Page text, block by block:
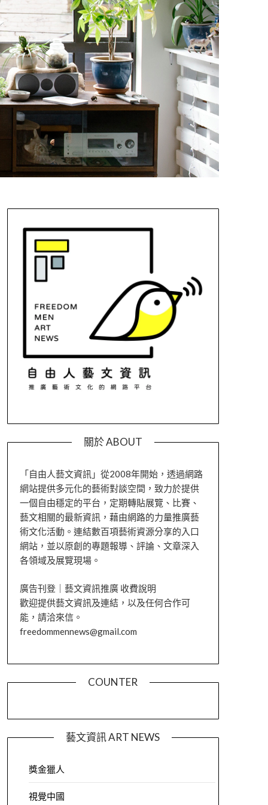
關於 ABOUT
「自由人藝文資訊」從2008年開始，透過網路
網站提供多元化的藝術對談空間，致力於提供
一個自由穩定的平台，定期轉貼展覽、比賽、
藝文相關的最新資訊，藉由網路的力量推廣藝
術文化活動。連結數百項藝術資源分享的入口
網站，並以原創的專題報導、評論、文章深入
各領域及展覽現場。
廣告刊登｜藝文資訊推廣 收費說明
歡迎提供藝文資訊及連結，以及任何合作可
能，請洽來信。
freedommennews@gmail.com
COUNTER
藝文資訊 ART NEWS
獎金獵人
視覺中國